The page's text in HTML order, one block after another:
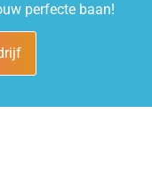
perfecte baan!